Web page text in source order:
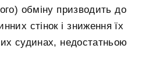
обміну призводить до
стінок і зниження їх
судинах, недостатньою